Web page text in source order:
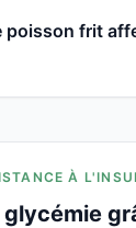
poisson frit
À